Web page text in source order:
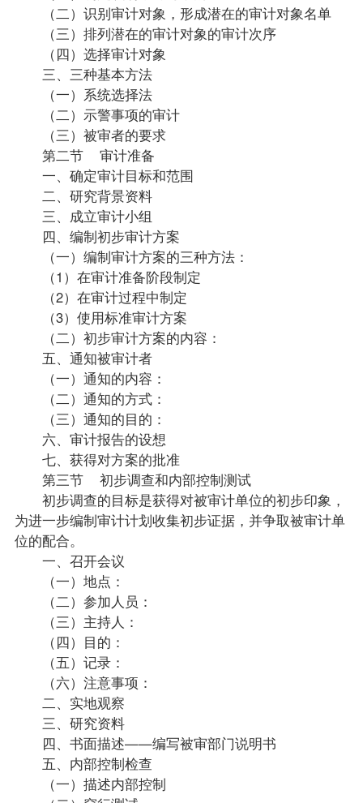
（二）识别审计对象，形成潜在的审计对象名单
（三）排列潜在的审计对象的审计次序
（四）选择审计对象
三、三种基本方法
（一）系统选择法
（二）示警事项的审计
（三）被审者的要求
第二节 审计准备
一、确定审计目标和范围
二、研究背景资料
三、成立审计小组
四、编制初步审计方案
（一）编制审计方案的三种方法：
（1）在审计准备阶段制定
（2）在审计过程中制定
（3）使用标准审计方案
（二）初步审计方案的内容：
五、通知被审计者
（一）通知的内容：
（二）通知的方式：
（三）通知的目的：
六、审计报告的设想
七、获得对方案的批准
第三节 初步调查和内部控制测试
初步调查的目标是获得对被审计单位的初步印象，
为进一步编制审计计划收集初步证据，并争取被审计单
位的配合。
一、召开会议
（一）地点：
（二）参加人员：
（三）主持人：
（四）目的：
（五）记录：
（六）注意事项：
二、实地观察
三、研究资料
四、书面描述——编写被审部门说明书
五、内部控制检查
（一）描述内部控制